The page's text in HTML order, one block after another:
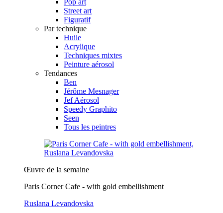
Street art
Figuratif
Par technique
Huile
Acrylique
Techniques mixtes
Peinture aérosol
Tendances
Ben
Jérôme Mesnager
Jef Aérosol
Speedy Graphito
Seen
Tous les peintres
Œuvre de la semaine
Paris Corner Cafe - with gold embellishment
Ruslana Levandovska